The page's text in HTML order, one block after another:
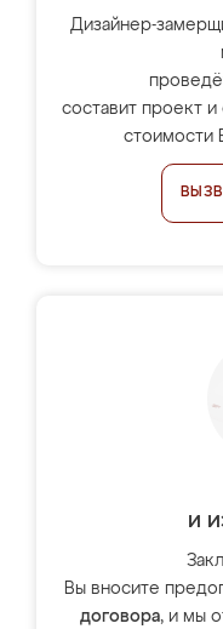
Дизайнер-
составит проект и
стоимости
и
Вы вносите
договора, и мы